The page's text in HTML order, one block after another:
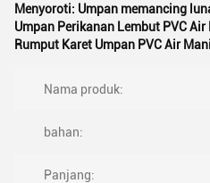
Menyoroti: Umpan memancing
Umpan Perikanan Lembut PVC Air
Rumput Karet Umpan PVC Air
Nama produk:
bahan:
Panjang: